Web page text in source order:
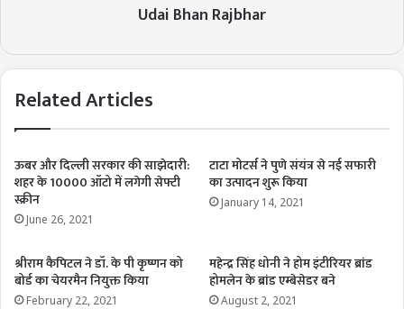
Udai Bhan Rajbhar
Related Articles
ऊबर और दिल्ली सरकार की साझेदारी:
शहर के 10000 ऑटो में लगेगी सेफ्टी
स्क्रीन
June 26, 2021
टाटा मोटर्स ने पुणे संयंत्र से नई सफारी
का उत्पादन शुरू किया
January 14, 2021
श्रीराम कैपिटल ने डॉ. के पी कृष्णन को
बोर्ड का चेयरमैन नियुक्त किया
February 22, 2021
महेन्द्र सिंह धोनी ने होम इंटीरियर ब्रांड
होमलेन के ब्रांड एम्बेसेडर बने
August 2, 2021